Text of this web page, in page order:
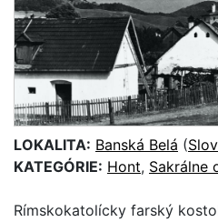
LOKALITA: Banská Belá (
KATEGÓRIE: Hont, Sakrálne
Rímskokatolícky farský